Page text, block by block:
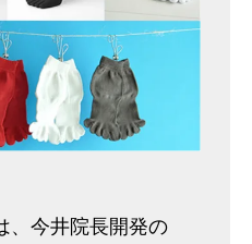
、今井院長開発の